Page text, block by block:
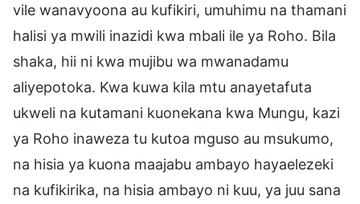
vile wanavyoona au kufikiri, umuhimu na thamani
halisi ya mwili inazidi kwa mbali ile ya Roho. Bila
shaka, hii ni kwa mujibu wa mwanadamu
aliyepotoka. Kwa kuwa kila mtu anayetafuta
ukweli na kutamani kuonekana kwa Mungu, kazi
ya Roho inaweza tu kutoa mguso au msukumo,
na hisia ya kuona maajabu ambayo hayaelezeki
na kufikirika, na hisia ambayo ni kuu, ya juu sana